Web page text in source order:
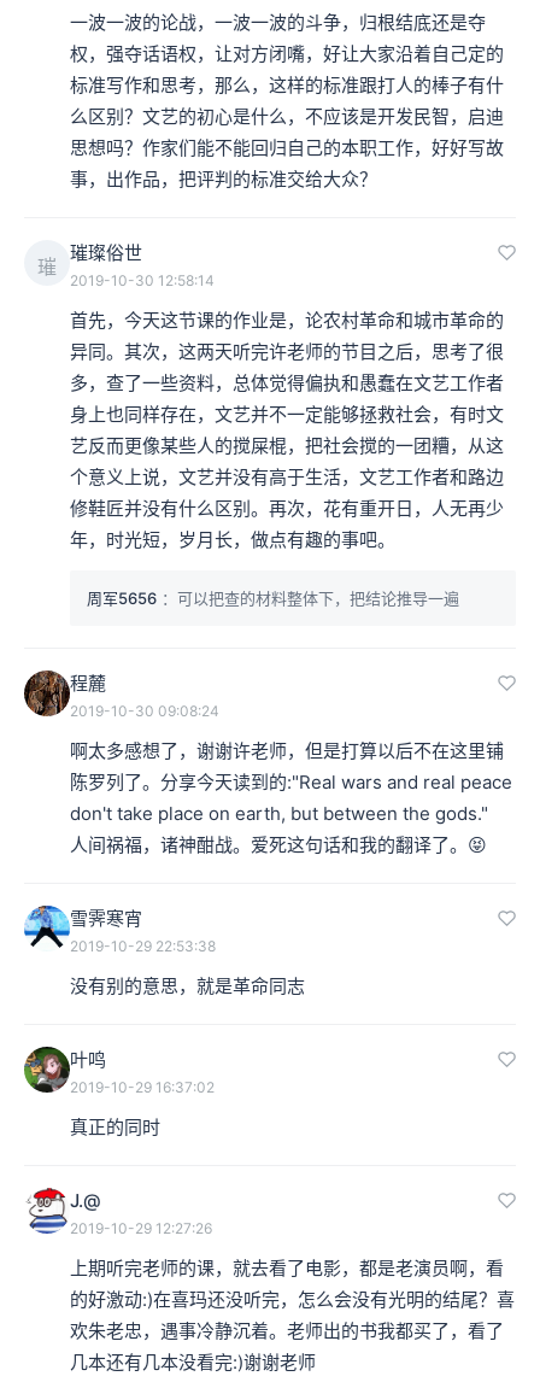
一波一波的论战，一波一波的斗争，归根结底还是夺
权，强夺话语权，让对方闭嘴，好让大家沿着自己定的
标准写作和思考，那么，这样的标准跟打人的棒子有什
么区别？文艺的初心是什么，不应该是开发民智，启迪
思想吗？作家们能不能回归自己的本职工作，好好写故
事，出作品，把评判的标准交给大众？
璀
璀璨俗世
2019-10-30 12:58:14
首先，今天这节课的作业是，论农村革命和城市革命的
异同。其次，这两天听完许老师的节目之后，思考了很
多，查了一些资料，总体觉得偏执和愚蠢在文艺工作者
身上也同样存在，文艺并不一定能够拯救社会，有时文
艺反而更像某些人的搅屎棍，把社会搅的一团糟，从这
个意义上说，文艺并没有高于生活，文艺工作者和路边
修鞋匠并没有什么区别。再次，花有重开日，人无再少
年，时光短，岁月长，做点有趣的事吧。
周军5656 ：可以把查的材料整体下，把结论推导一遍
程麓
2019-10-30 09:08:24
啊太多感想了，谢谢许老师，但是打算以后不在这里铺
陈罗列了。分享今天读到的:"Real wars and real peace
don't take place on earth, but between the gods."
人间祸福，诸神酣战。爱死这句话和我的翻译了。😝
雪霁寒宵
2019-10-29 22:53:38
没有别的意思，就是革命同志
叶鸣
2019-10-29 16:37:02
真正的同时
J.@
2019-10-29 12:27:26
上期听完老师的课，就去看了电影，都是老演员啊，看
的好激动:)在喜玛还没听完，怎么会没有光明的结尾？喜
欢朱老忠，遇事冷静沉着。老师出的书我都买了，看了
几本还有几本没看完:)谢谢老师